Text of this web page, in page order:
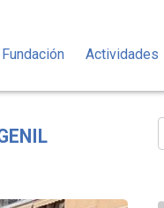
Actividades